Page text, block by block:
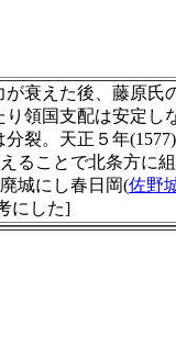
衰えた後、藤原
領国支配は安定
裂。天正５年
ることで北条方
城にし春日岡(佐野
にした]